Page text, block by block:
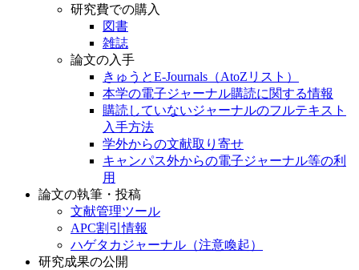
研究費での購入
図書
雑誌
論文の入手
きゅうとE-Journals（AtoZリスト）
本学の電子ジャーナル購読に関する情報
購読していないジャーナルのフルテキスト
入手方法
学外からの文献取り寄せ
キャンパス外からの電子ジャーナル等の利
用
論文の執筆・投稿
文献管理ツール
APC割引情報
ハゲタカジャーナル（注意喚起）
研究成果の公開